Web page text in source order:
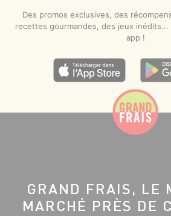
Des promos exclusives, des
recettes gourmandes, des jeux
app !
GRAND FRAIS, LE
MARCHÉ PRÈS DE